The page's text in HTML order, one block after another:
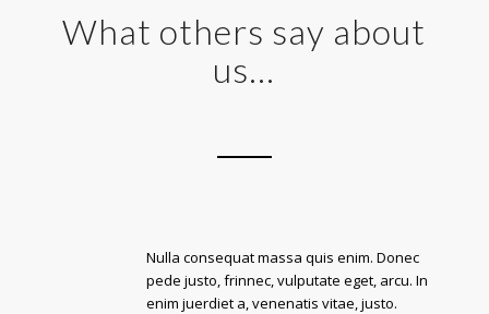
What others say about
us…
Nulla consequat massa quis enim. Donec
pede justo, frinnec, vulputate eget, arcu. In
enim juerdiet a, venenatis vitae, justo.